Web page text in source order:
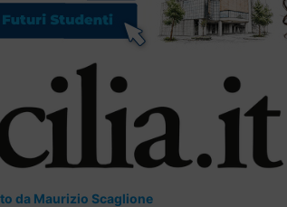
da Maurizio Scaglione